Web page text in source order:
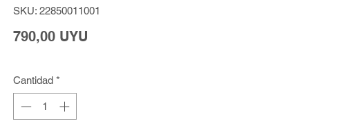
SKU: 22850011001
790,00 UYU
Cantidad *